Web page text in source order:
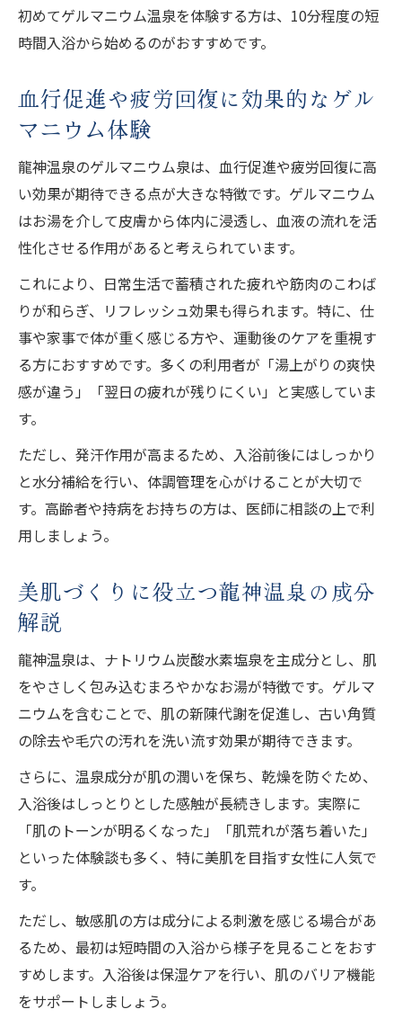
初めてゲルマニウム温泉を体験する方は、10分程度の短
時間入浴から始めるのがおすすめです。
血行促進や疲労回復に効果的なゲル
マニウム体験
龍神温泉のゲルマニウム泉は、血行促進や疲労回復に高
い効果が期待できる点が大きな特徴です。ゲルマニウム
はお湯を介して皮膚から体内に浸透し、血液の流れを活
性化させる作用があると考えられています。
これにより、日常生活で蓄積された疲れや筋肉のこわば
りが和らぎ、リフレッシュ効果も得られます。特に、仕
事や家事で体が重く感じる方や、運動後のケアを重視す
る方におすすめです。多くの利用者が「湯上がりの爽快
感が違う」「翌日の疲れが残りにくい」と実感していま
す。
ただし、発汗作用が高まるため、入浴前後にはしっかり
と水分補給を行い、体調管理を心がけることが大切で
す。高齢者や持病をお持ちの方は、医師に相談の上で利
用しましょう。
美肌づくりに役立つ龍神温泉の成分
解説
龍神温泉は、ナトリウム炭酸水素塩泉を主成分とし、肌
をやさしく包み込むまろやかなお湯が特徴です。ゲルマ
ニウムを含むことで、肌の新陳代謝を促進し、古い角質
の除去や毛穴の汚れを洗い流す効果が期待できます。
さらに、温泉成分が肌の潤いを保ち、乾燥を防ぐため、
入浴後はしっとりとした感触が長続きします。実際に
「肌のトーンが明るくなった」「肌荒れが落ち着いた」
といった体験談も多く、特に美肌を目指す女性に人気で
す。
ただし、敏感肌の方は成分による刺激を感じる場合があ
るため、最初は短時間の入浴から様子を見ることをおす
すめします。入浴後は保湿ケアを行い、肌のバリア機能
をサポートしましょう。